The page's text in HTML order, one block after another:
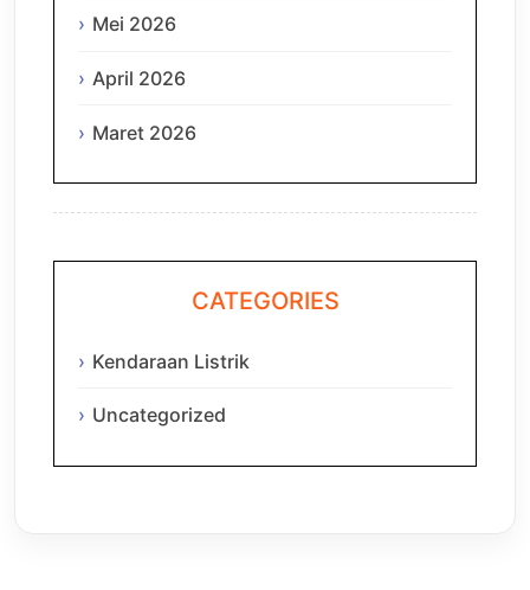
Mei 2026
April 2026
Maret 2026
CATEGORIES
Kendaraan Listrik
Uncategorized